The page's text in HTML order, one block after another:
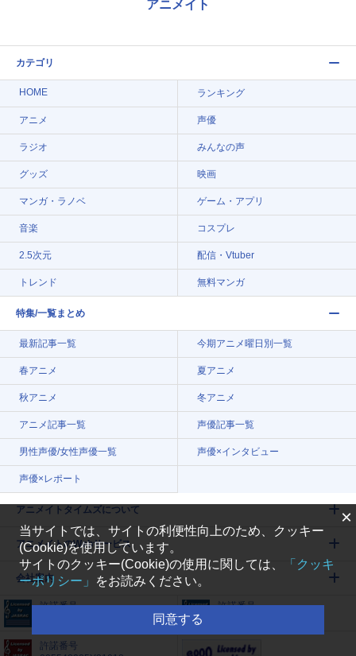
アニメイト
カテゴリ
HOME ランキング
アニメ 声優
ラジオ みんなの声
グッズ 映画
マンガ・ラノベ ゲーム・アプリ
音楽 コスプレ
2.5次元 配信・Vtuber
トレンド 無料マンガ
特集/一覧まとめ
最新記事一覧 今期アニメ曜日別一覧
春アニメ 夏アニメ
秋アニメ 冬アニメ
アニメ記事一覧 声優記事一覧
男性声優/女性声優一覧 声優×インタビュー
声優×レポート
アニメイトタイムズについて
アニメイトのWebサービス
会社案内
許諾番号
許諾番号
許諾番号
×
当サイトでは、サイトの利便性向上のため、クッキー
(Cookie)を使用しています。
サイトのクッキー(Cookie)の使用に関しては、
「クッキ
ーポリシー」
をお読みください。
同意する